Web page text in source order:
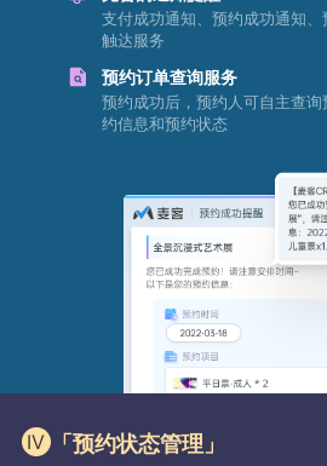
支付成功通知、预约成功通知
触达服务
预约订单查询服务
预约成功后，预约人可自主查
约信息和预约状态
「预约状态管理」